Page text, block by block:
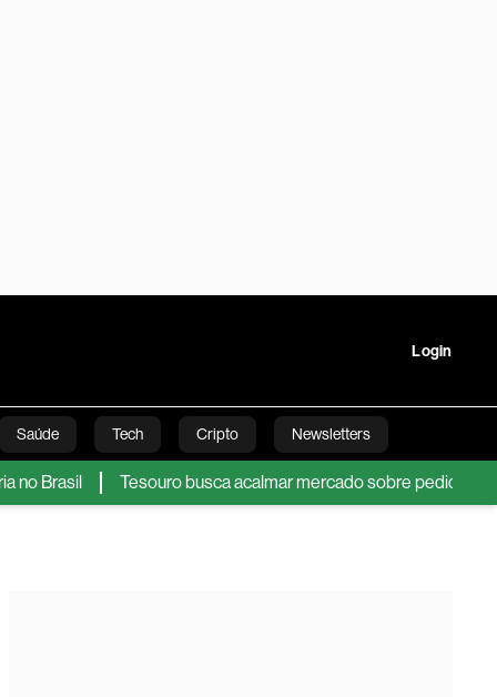
Login
Saúde Tech Cripto Newsletters
Linha Executiva Opinião Vídeos
Tesouro busca acalmar mercado sobre pedido de US$